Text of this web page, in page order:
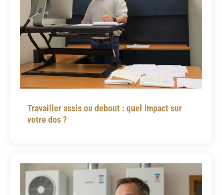
Travailler assis ou debout : quel impact sur
votre dos ?